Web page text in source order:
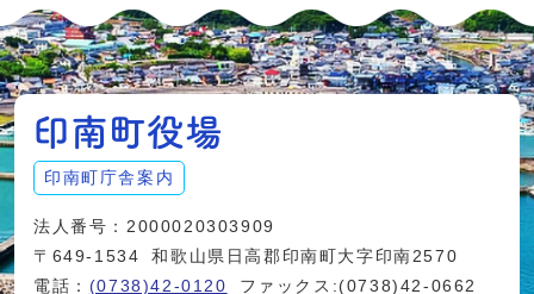
印南町庁舎案内
法人番号：2000020303909
〒649-1534
和歌山県日高郡印南町大字印南2570
電話： (0738)42-0120 ファックス:(0738)42-0662